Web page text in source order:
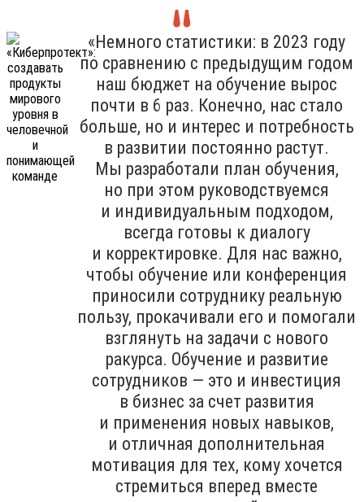
«Немного статистики: в 2023 году
по сравнению с предыдущим годом
наш бюджет на обучение вырос
почти в 6 раз. Конечно, нас стало
больше, но и интерес и потребность
в развитии постоянно растут.
Мы разработали план обучения,
но при этом руководствуемся
и индивидуальным подходом,
всегда готовы к диалогу
и корректировке. Для нас важно,
чтобы обучение или конференция
приносили сотруднику реальную
пользу, прокачивали его и помогали
взглянуть на задачи с нового
ракурса. Обучение и развитие
сотрудников — это и инвестиция
в бизнес за счет развития
и применения новых навыков,
и отличная дополнительная
мотивация для тех, кому хочется
стремиться вперед вместе